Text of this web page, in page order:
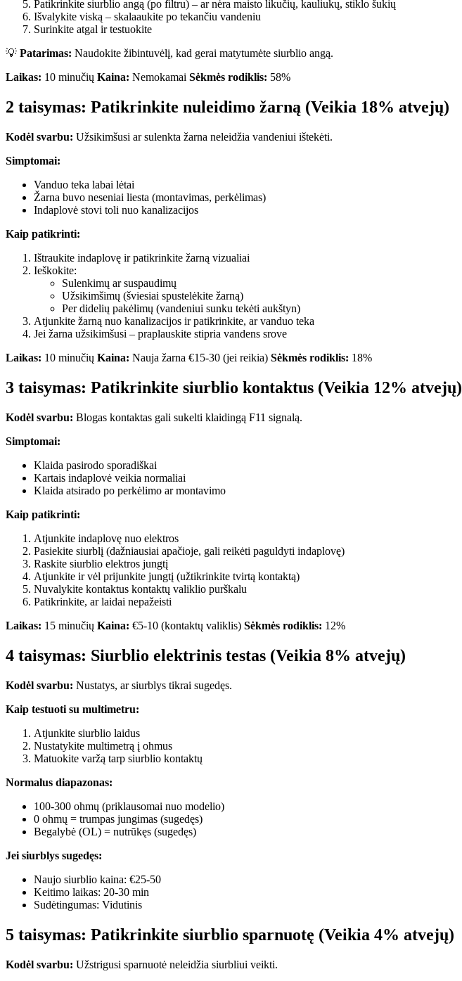
Patikrinkite siurblio angą (po filtru) – ar nėra maisto likučių, kauliukų, stiklo šukių
Išvalykite viską – skalaaukite po tekančiu vandeniu
Surinkite atgal ir testuokite
💡 Patarimas: Naudokite žibintuvėlį, kad gerai matytumėte siurblio angą.
Laikas: 10 minučių Kaina: Nemokamai Sėkmės rodiklis: 58%
2 taisymas: Patikrinkite nuleidimo žarną (Veikia 18% atvejų)
Kodėl svarbu: Užsikimšusi ar sulenkta žarna neleidžia vandeniui ištekėti.
Simptomai:
Vanduo teka labai lėtai
Žarna buvo neseniai liesta (montavimas, perkėlimas)
Indaplovė stovi toli nuo kanalizacijos
Kaip patikrinti:
Ištraukite indaplovę ir patikrinkite žarną vizualiai
Ieškokite:
Sulenkimų ar suspaudimų
Užsikimšimų (šviesiai spustelėkite žarną)
Per didelių pakėlimų (vandeniui sunku tekėti aukštyn)
Atjunkite žarną nuo kanalizacijos ir patikrinkite, ar vanduo teka
Jei žarna užsikimšusi – praplauskite stipria vandens srove
Laikas: 10 minučių Kaina: Nauja žarna €15-30 (jei reikia) Sėkmės rodiklis: 18%
3 taisymas: Patikrinkite siurblio kontaktus (Veikia 12% atvejų)
Kodėl svarbu: Blogas kontaktas gali sukelti klaidingą F11 signalą.
Simptomai:
Klaida pasirodo sporadiškai
Kartais indaplovė veikia normaliai
Klaida atsirado po perkėlimo ar montavimo
Kaip patikrinti:
Atjunkite indaplovę nuo elektros
Pasiekite siurblį (dažniausiai apačioje, gali reikėti paguldyti indaplovę)
Raskite siurblio elektros jungtį
Atjunkite ir vėl prijunkite jungtį (užtikrinkite tvirtą kontaktą)
Nuvalykite kontaktus kontaktų valiklio purškalu
Patikrinkite, ar laidai nepažeisti
Laikas: 15 minučių Kaina: €5-10 (kontaktų valiklis) Sėkmės rodiklis: 12%
4 taisymas: Siurblio elektrinis testas (Veikia 8% atvejų)
Kodėl svarbu: Nustatys, ar siurblys tikrai sugedęs.
Kaip testuoti su multimetru:
Atjunkite siurblio laidus
Nustatykite multimetrą į ohmus
Matuokite varžą tarp siurblio kontaktų
Normalus diapazonas:
100-300 ohmų (priklausomai nuo modelio)
0 ohmų = trumpas jungimas (sugedęs)
Begalybė (OL) = nutrūkęs (sugedęs)
Jei siurblys sugedęs:
Naujo siurblio kaina: €25-50
Keitimo laikas: 20-30 min
Sudėtingumas: Vidutinis
5 taisymas: Patikrinkite siurblio sparnuotę (Veikia 4% atvejų)
Kodėl svarbu: Užstrigusi sparnuotė neleidžia siurbliui veikti.